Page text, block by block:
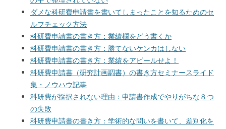
ダメな科研費申請書を書いてしまったことを知るためのセ
ルフチェック方法
科研費申請書の書き方：業績欄をどう書くか
科研費申請書の書き方：勝てないケンカはしない
科研費申請書の書き方：業績をアピールせよ！
科研費申請書（研究計画調書）の書き方セミナースライド
集・ノウハウ記事
科研費が採択されない理由：申請書作成でやりがちな８つ
の失敗
科研費申請書の書き方：学術的な問いを書いて、差別化を